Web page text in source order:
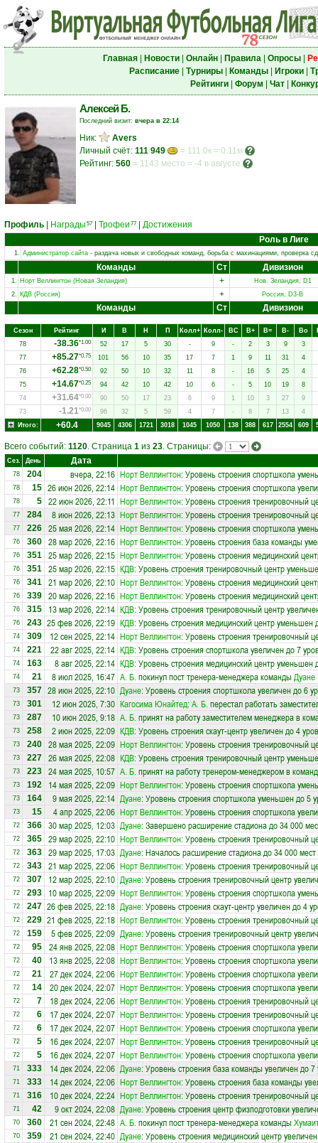
Главная| Новости| Онлайн| Правила| Опросы|
Расписание| Турниры| Команды| Игроки|
Рейтинги| Форум Чат|
Алексей Б.
Последний визит: вчера в 22:14
Ник:
Avers
Личный счёт: 111 949
= 111.0к = 0.11м
Рейтинг: 560 = 1143 место = -4 в августе
Профиль Награды 57 Трофеи 77
Достижения
Роль в Лиге
1. Администратор сайта - раздача новых и свободных команд, борьба с махинациями, проверка
Команды Ст Дивизион
1. Норт Веллингтон (Новая Зеландия) +
Нов. Зеландия, D1
2. КДВ (Россия) + Россия, D3-B
Команды Ст Дивизион
Сезон Рейтинг И В Н П Колл+ Колл- ВC В+ В= В- Вo
78
-38.36*1.00 52 17 5 30 - 9 - 2 3 9
3
77
+85.27*0.75 101 56 10 35 17 7 1 9 11 31
4
76
+62.28*0.50 92 50 10 32 11 8 - 16 5 25
4
75
+14.67*0.25 94 42 10 42 10 6 - 5 10 19
8
74
+31.64*0.00 90 50 17 23 6 9 1 10 3 27
9
73
-1.21*0.00 96 32 5 59 4 7 - 8 7 13
4
Итого:
+60.4 9045 4306 1721 3018 1045 1050 138 388 617 2554 609
Всего событий: 1120. Страница 1 из 23. Страницы:
Сез. День Дата
78 204 вчера, 22:16 Норт Веллингтон: Уровень строения спортшкола
78 15 26 июн 2026, 22:14 Норт Веллингтон: Уровень строения спортшкола
78 5 22 июн 2026, 22:11 Норт Веллингтон: Уровень строения тренировочный
77 284 8 июн 2026, 22:13 Норт Веллингтон: Уровень строения тренировочный
77 226 25 мая 2026, 22:14 Норт Веллингтон: Уровень строения спортшкола
76 360 28 мар 2026, 22:16 Норт Веллингтон: Уровень строения база команды
76 351 25 мар 2026, 22:15 Норт Веллингтон: Уровень строения медицинский
76 351 25 мар 2026, 22:15 КДВ: Уровень строения тренировочный центр
76 341 21 мар 2026, 22:10 Норт Веллингтон: Уровень строения медицинский
76 339 20 мар 2026, 22:16 Норт Веллингтон: Уровень строения медицинский
76 315 13 мар 2026, 22:14 КДВ: Уровень строения тренировочный центр
76 243 25 фев 2026, 22:19 КДВ: Уровень строения медицинский центр уменьшен
74 309 12 сен 2025, 22:14 Норт Веллингтон: Уровень строения тренировочный
74 221 22 авг 2025, 22:14 КДВ: Уровень строения спортшкола увеличен до 7
74 163 8 авг 2025, 22:14 КДВ: Уровень строения медицинский центр уменьшен
74 21 8 июл 2025, 16:47 А. Б. покинул пост тренера-менеджера командыДуане
73 357 28 июн 2025, 22:10 Дуане: Уровень строения спортшкола увеличен до 6
73 301 12 июн 2025, 7:30 Кагосима Юнайтед: А. Б. перестал работать
73 287 10 июн 2025, 9:18 А. Б. принят на работу заместителем менеджера в
73 258 2 июн 2025, 22:09 КДВ: Уровень строения скаут-центр увеличен до 4
73 240 28 мая 2025, 22:09 Норт Веллингтон: Уровень строения тренировочный
73 227 26 мая 2025, 22:08 КДВ: Уровень строения тренировочный центр
73 223 24 мая 2025, 10:57 А. Б. принят на работу тренером-менеджером в
73 192 14 мая 2025, 22:09 Норт Веллингтон: Уровень строения спортшкола
73 164 9 мая 2025, 22:14 Дуане: Уровень строения спортшкола уменьшен до 5
73 15 4 апр 2025, 22:06 Норт Веллингтон: Уровень строения спортшкола
72 366 30 мар 2025, 12:03 Дуане: Завершено расширение стадиона до 34 000
72 365 29 мар 2025, 22:10 Норт Веллингтон: Уровень строения тренировочный
72 363 29 мар 2025, 17:03 Дуане: Началось расширение стадиона до 34 000 мест
72 343 21 мар 2025, 22:06 Норт Веллингтон: Уровень строения тренировочный
72 307 12 мар 2025, 22:10 Дуане: Уровень строения тренировочный центр
72 293 10 мар 2025, 22:09 Норт Веллингтон: Уровень строения спортшкола
72 247 26 фев 2025, 22:18 Дуане: Уровень строения скаут-центр увеличен до 4
72 229 21 фев 2025, 22:18 Норт Веллингтон: Уровень строения тренировочный
72 159 5 фев 2025, 22:09 Дуане: Уровень строения тренировочный центр
72 95 24 янв 2025, 22:08 Норт Веллингтон: Уровень строения спортшкола
72 40 13 янв 2025, 22:08 Норт Веллингтон: Уровень строения спортшкола
72 21 27 дек 2024, 22:06 Норт Веллингтон: Уровень строения спортшкола
72 14 20 дек 2024, 22:07 Норт Веллингтон: Уровень строения спортшкола
72 7 18 дек 2024, 22:06 Норт Веллингтон: Уровень строения тренировочный
72 6 17 дек 2024, 22:07 Норт Веллингтон: Уровень строения тренировочный
72 6 17 дек 2024, 22:07 Норт Веллингтон: Уровень строения спортшкола
72 5 16 дек 2024, 22:07 Норт Веллингтон: Уровень строения тренировочный
72 5 16 дек 2024, 22:07 Норт Веллингтон: Уровень строения спортшкола
71 333 14 дек 2024, 22:06 Дуане: Уровень строения база команды увеличен до 7
71 333 14 дек 2024, 22:06 Норт Веллингтон: Уровень строения база команды
71 316 10 дек 2024, 22:24 Норт Веллингтон: Уровень строения тренировочный
71 42 9 окт 2024, 22:08 Дуане: Уровень строения центр физподготовки
70 360 21 сен 2024, 22:48 А. Б. покинул пост тренера-менеджера команды
70 359 21 сен 2024, 22:40 Дуане: Уровень строения медицинский центр